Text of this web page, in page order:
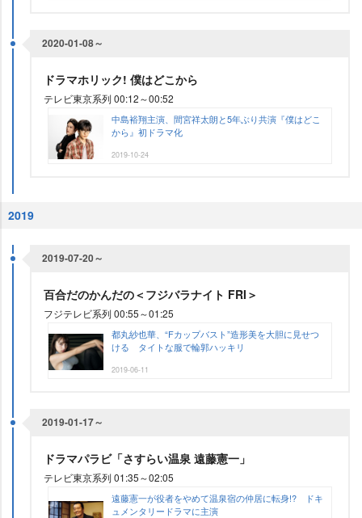
2020-01-08～
ドラマホリック! 僕はどこから
テレビ東京系列 00:12～00:52
中島裕翔主演、間宮祥太朗と5年ぶり共演『僕はどこ
から』初ドラマ化
2019-10-24
2019
2019-07-20～
百合だのかんだの＜フジバラナイト FRI＞
フジテレビ系列 00:55～01:25
都丸紗也華、“Fカップバスト”造形美を大胆に見せつ
ける タイトな服で輪郭ハッキリ
2019-06-11
2019-01-17～
ドラマパラビ「さすらい温泉 遠藤憲一」
テレビ東京系列 01:35～02:05
遠藤憲一が役者をやめて温泉宿の仲居に転身!? ドキ
ュメンタリードラマに主演